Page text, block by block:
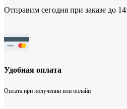
Отправим сегодня при заказе до
Удобная оплата
Оплата при получении или онлайн